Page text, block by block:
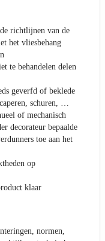
richtlijnen van de
het vliesbehang
te behandelen delen
geverfd of beklede
schuren, …
of mechanisch
decorateur bepaalde
toe aan het
op
klaar
normen,